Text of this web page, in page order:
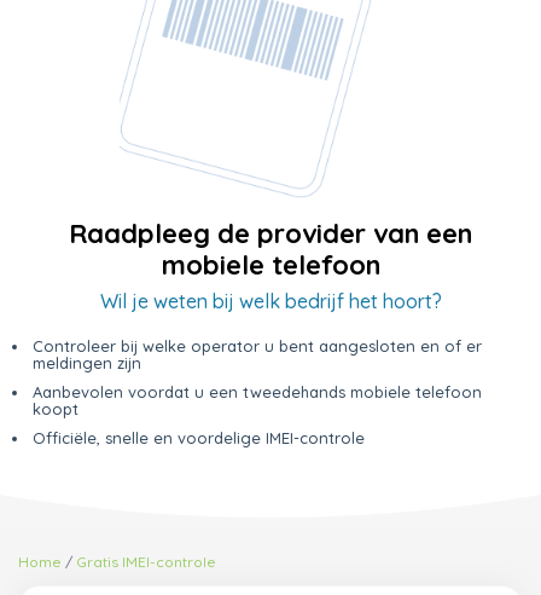
Raadpleeg de provider van een
mobiele telefoon
Wil je weten bij welk bedrijf het hoort?
Controleer bij welke operator u bent aangesloten en of er
meldingen zijn
Aanbevolen voordat u een tweedehands mobiele telefoon
koopt
Officiële, snelle en voordelige IMEI-controle
Home Gratis IMEI-controle